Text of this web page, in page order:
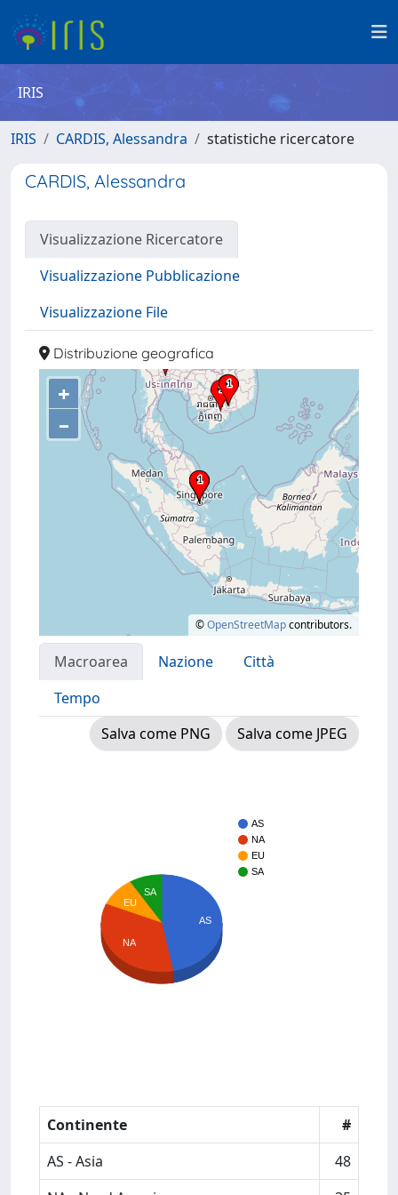
IRIS
IRIS CARDIS, Alessandra statistiche ricercatore
CARDIS, Alessandra
Visualizzazione Ricercatore
Visualizzazione Pubblicazione
Visualizzazione File
Distribuzione geografica
+
–
©OpenStreetMapcontributors.
Macroarea Nazione
Città
Tempo
Salva come PNG
Salva come JPEG
AS
NA
EU
SA
AS
SA
EU
NA
Continente
#
AS - Asia
48